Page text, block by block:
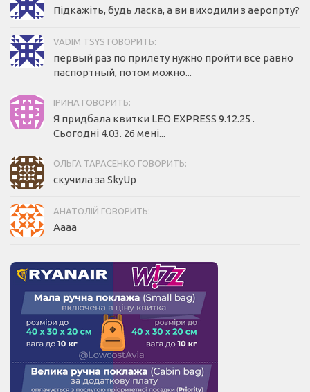
Підкажіть, будь ласка, а ви виходили з аеропрту?
VADIM TSYS ГОВОРИТЬ:
первый раз по прилету нужно пройти все равно
паспортный, потом можно...
ІРИНА ГОВОРИТЬ:
Я придбала квитки LEO EXPRESS 9.12.25 .
Сьогодні 4.03. 26 мені...
ОЛЬГА ТАРАСЕНКО ГОВОРИТЬ:
скучила за SkyUp
АНАТОЛІЙ ГОВОРИТЬ:
Аааа